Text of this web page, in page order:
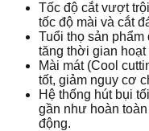
Tốc độ cắt vượt
tốc độ mài và cắt
Tuổi thọ sản phẩm
tăng thời gian hoạt
Mài mát (Cool
tốt, giảm nguy cơ
Hệ thống hút bụi
gần như hoàn
động.